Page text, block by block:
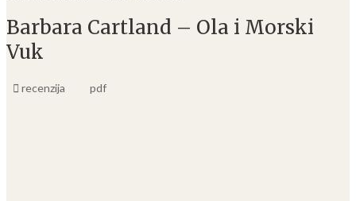
Barbara Cartland – Ola i Morski
Vuk
recenzija pdf